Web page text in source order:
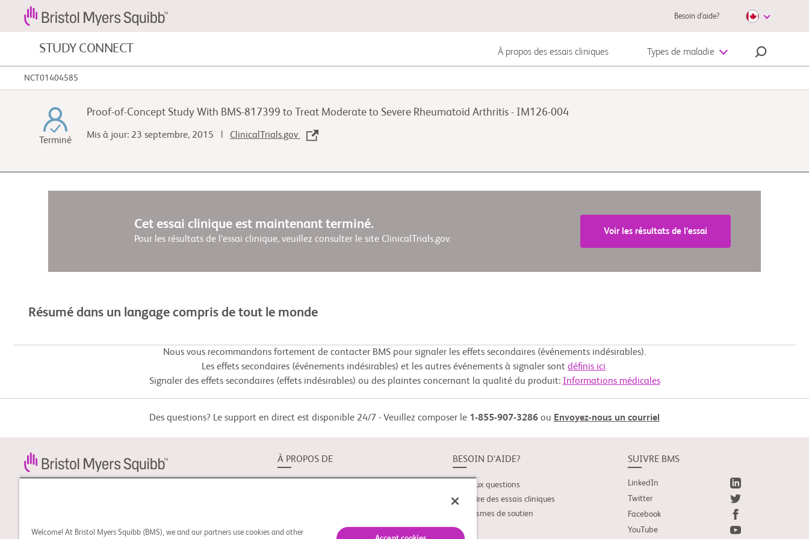
Besoin d’aide?
STUDY CONNECT À propos des essais cliniques Types de maladie
NCT01404585
Terminé
Proof-of-Concept Study With BMS-817399 to Treat Moderate to Severe Rheumatoid Arthritis - IM126-004
Mis à jour: 23 septembre, 2015 | ClinicalTrials.gov
Cet essai clinique est maintenant terminé.
Pour les résultats de l’essai clinique, veuillez consulter le site ClinicalTrials.gov.
Voir les résultats de l’essai
Résumé dans un langage compris de tout le monde
Nous vous recommandons fortement de contacter BMS pour signaler les effets secondaires (événements indésirables).
Les effets secondaires (événements indésirables) et les autres événements à signaler sont définis ici.
Signaler des effets secondaires (effets indésirables) ou des plaintes concernant la qualité du produit: Informations médicales
Des questions? Le support en direct est disponible 24/7 - Veuillez composer le 1-855-907-3286 ou Envoyez-nous un courriel
propos des essais cliniques
À PROPOS DE BESOIN D’AIDE?
Foire aux questions
Glossaire des essais cliniques
Organismes de soutien
SUIVRE BMS
LinkedIn
Twitter
Facebook
YouTube
Welcome! At Bristol Myers Squibb (BMS), we and our partners use cookies and other